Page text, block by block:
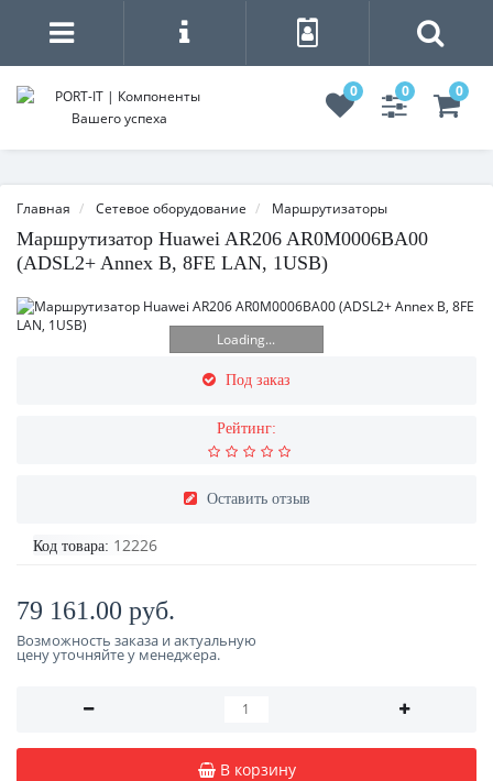
0 0 0
Главная Сетевое оборудование Маршрутизаторы
Маршрутизатор Huawei AR206 AR0M0006BA00
(ADSL2+ Annex B, 8FE LAN, 1USB)
Loading...
Под заказ
Рейтинг:
Оставить отзыв
Код товара: 12226
79 161.00 руб.
Возможность заказа и актуальную
цену уточняйте у менеджера.
В корзину